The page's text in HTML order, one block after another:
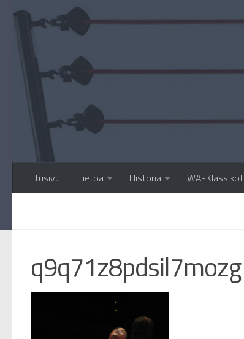
Etusivu Tietoa Historia WA-Klassikot
q9q71z8pdsil7mozg